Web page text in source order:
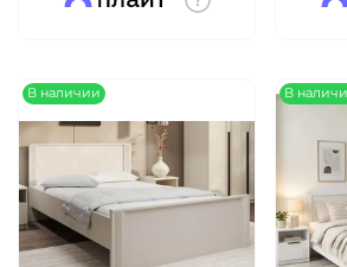
В наличии В